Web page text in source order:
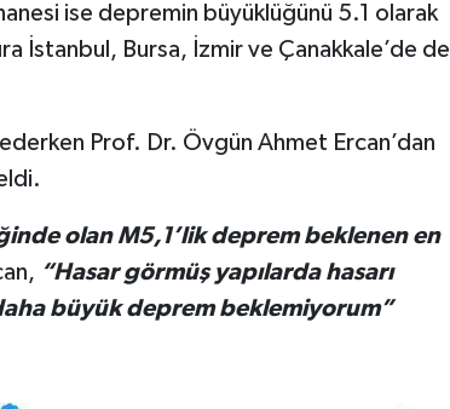
ise depremin büyüklüğünü 5.1 olarak
İstanbul, Bursa, İzmir ve Çanakkale’de de
Prof. Dr. Övgün Ahmet Ercan’dan
olan M5,1’lik deprem beklenen en
“Hasar görmüş yapılarda hasarı
büyük deprem beklemiyorum”